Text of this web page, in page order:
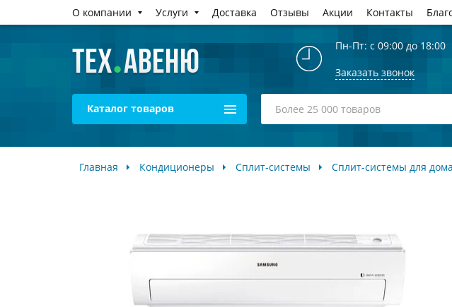
О компании Услуги Доставка Отзывы Акции Контакты
Пн-Пт: с 09:00 до 18:00
Заказать звонок
Каталог товаров
Главная Кондиционеры Сплит-системы Сплит-системы для дома